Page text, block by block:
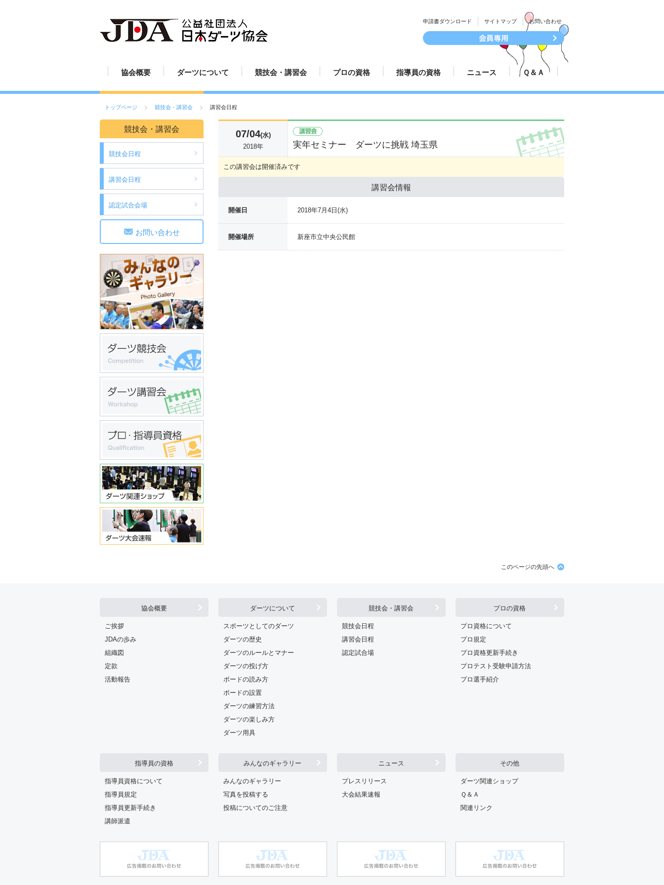
申請書ダウンロード サイトマップ お問い合わせ
協会概要
ご挨拶
JDAの歩み
組織図
定款
活動報告
ダーツについて
スポーツとしてのダーツ
ダーツの歴史
ダーツのルールとマナー
ダーツの投げ方
ボードの読み方
ボードの設置
ダーツの練習方法
ダーツの楽しみ方
ダーツ用具
競技会・講習会
競技会日程
講習会日程
認定試合場
プロの資格
プロ資格について
プロ規定
プロ資格更新手続き
プロテスト受験申請方法
プロ選手紹介
指導員の資格
指導員資格について
指導員規定
指導員更新手続き
講師派遣
ニュース
プレスリリース
大会結果速報
Ｑ＆Ａ
トップページ 競技会・講習会 講習会日程
競技会・講習会
競技会日程
講習会日程
認定試合会場
お問い合わせ
07/04(水)
2018年
実年セミナー ダーツに挑戦 埼玉県
この講習会は開催済みです
講習会情報
開催日 2018年7月4日(水)
開催場所 新座市立中央公民館
このページの先頭へ
協会概要
ご挨拶
JDAの歩み
組織図
定款
活動報告
ダーツについて
スポーツとしてのダーツ
ダーツの歴史
ダーツのルールとマナー
ダーツの投げ方
ボードの読み方
ボードの設置
ダーツの練習方法
ダーツの楽しみ方
ダーツ用具
競技会・講習会
競技会日程
講習会日程
認定試合場
プロの資格
プロ資格について
プロ規定
プロ資格更新手続き
プロテスト受験申請方法
プロ選手紹介
指導員の資格
指導員資格について
指導員規定
指導員更新手続き
講師派遣
みんなのギャラリー
みんなのギャラリー
写真を投稿する
投稿についてのご注意
ニュース
プレスリリース
大会結果速報
その他
ダーツ関連ショップ
Ｑ＆Ａ
関連リンク